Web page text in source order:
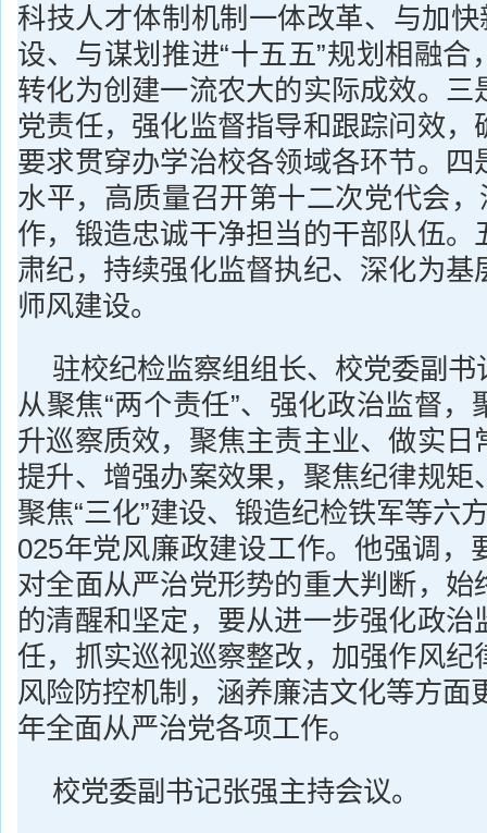
科技人才体制机制一体改革、与加快
设、与谋划推进“十五五”规划相融合
转化为创建一流农大的实际成效。三
党责任，强化监督指导和跟踪问效，
要求贯穿办学治校各领域各环节。四
水平，高质量召开第十二次党代会，
作，锻造忠诚干净担当的干部队伍。
肃纪，持续强化监督执纪、深化为基
师风建设。
驻校纪检监察组组长、校党委副
从聚焦“两个责任”、强化政治监督，
升巡察质效，聚焦主责主业、做实日
提升、增强办案效果，聚焦纪律规矩
聚焦“三化”建设、锻造纪检铁军等六
025年党风廉政建设工作。他强调，
对全面从严治党形势的重大判断，始
的清醒和坚定，要从进一步强化政治
任，抓实巡视巡察整改，加强作风纪
风险防控机制，涵养廉洁文化等方面
年全面从严治党各项工作。
校党委副书记张强主持会议。